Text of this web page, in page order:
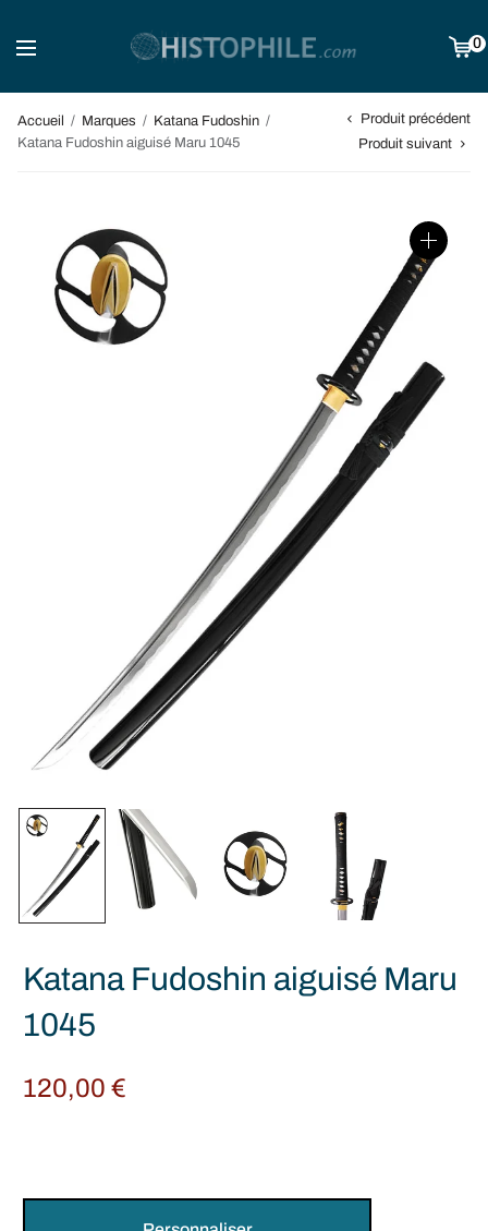
0
Accueil / Marques / Katana Fudoshin /
Katana Fudoshin aiguisé Maru 1045
Produit précédent
Produit suivant
Katana Fudoshin aiguisé Maru
1045
120,00€